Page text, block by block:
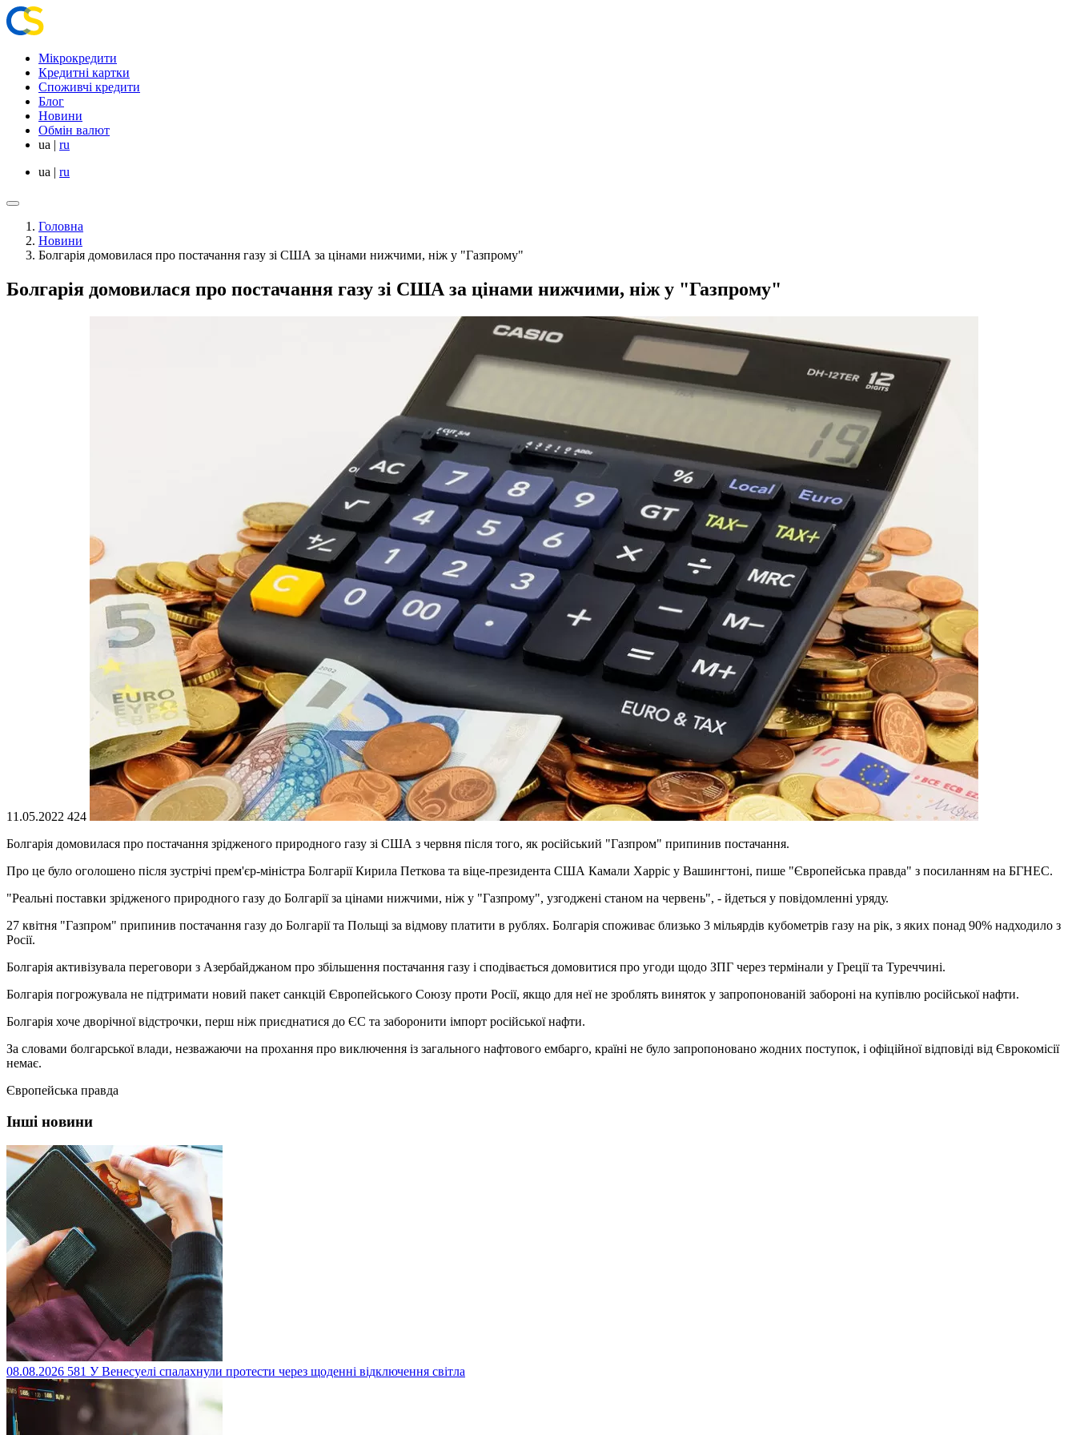
Мікрокредити
Кредитні картки
Споживчі кредити
Блог
Новини
Обмін валют
ua | ru
ua | ru
Головна
Новини
Болгарія домовилася про постачання газу зі США за цінами нижчими, ніж у "Газпрому"
Болгарія домовилася про постачання газу зі США за цінами нижчими, ніж у "Газпрому"
11.05.2022 424
Болгарія домовилася про постачання зрідженого природного газу зі США з червня після того, як російський "Газпром" припинив постачання.
Про це було оголошено після зустрічі прем'єр-міністра Болгарії Кирила Петкова та віце-президента США Камали Харріс у Вашингтоні, пише "Європейська правда" з посиланням на БГНЕС.
"Реальні поставки зрідженого природного газу до Болгарії за цінами нижчими, ніж у "Газпрому", узгоджені станом на червень", - йдеться у повідомленні уряду.
27 квітня "Газпром" припинив постачання газу до Болгарії та Польщі за відмову платити в рублях. Болгарія споживає близько 3 мільярдів кубометрів газу на рік, з яких понад 90% надходило з
Росії.
Болгарія активізувала переговори з Азербайджаном про збільшення постачання газу і сподівається домовитися про угоди щодо ЗПГ через термінали у Греції та Туреччині.
Болгарія погрожувала не підтримати новий пакет санкцій Європейського Союзу проти Росії, якщо для неї не зроблять виняток у запропонованій забороні на купівлю російської нафти.
Болгарія хоче дворічної відстрочки, перш ніж приєднатися до ЄС та заборонити імпорт російської нафти.
За словами болгарської влади, незважаючи на прохання про виключення із загального нафтового ембарго, країні не було запропоновано жодних поступок, і офіційної відповіді від Єврокомісії
немає.
Європейська правда
Інші новини
08.08.2026 581 У Венесуелі спалахнули протести через щоденні відключення світла